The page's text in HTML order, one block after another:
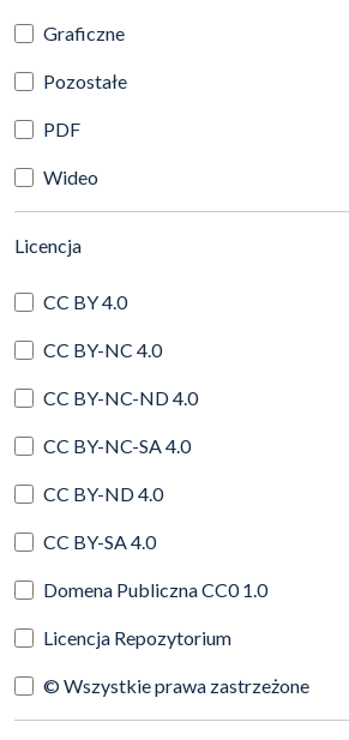
Graficzne
Pozostałe
PDF
Wideo
Licencja(automatyczne przeładowanie
CC BY 4.0
CC BY-NC 4.0
CC BY-NC-ND 4.0
CC BY-NC-SA 4.0
CC BY-ND 4.0
CC BY-SA 4.0
Domena Publiczna CC0 1.0
Licencja Repozytorium
© Wszystkie prawa zastrzeżone